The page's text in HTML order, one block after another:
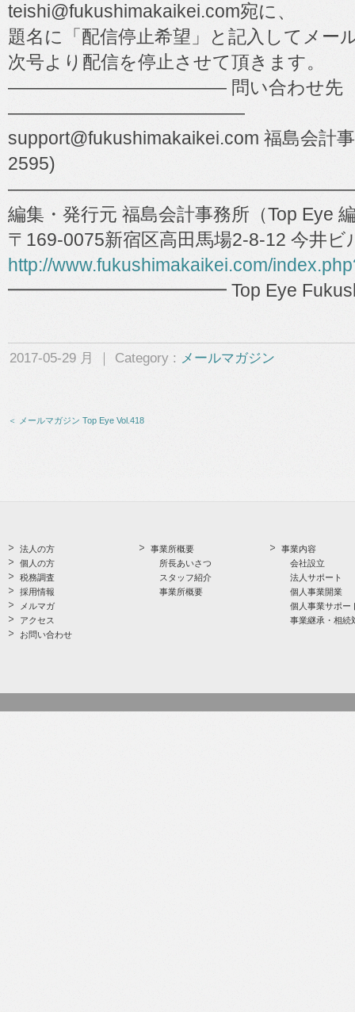
teishi@fukushimakaikei.com宛に、
題名に「配信停止希望」と記入してメー
次号より配信を停止させて頂きます。
―――――――――――― 問い合わせ先
―――――――――――――
support@fukushimakaikei.com 福島会計
2595)
編集・発行元 福島会計事務所（Top Eye
〒169-0075新宿区高田馬場2-8-12 今井ビ
http://www.fukushimakaikei.com/
━━━━━━━━━━━━ Top Eye
2017-05-29 月 ｜ Category : メールマガジン
＜ メールマガジン Top Eye Vol.418
法人の方
個人の方
税務調査
採用情報
メルマガ
アクセス
お問い合わせ
事業所概要
所長あいさつ
スタッフ紹介
事業所概要
事業内容
会社設立
法人サポート
個人事業開業
個人事業サポー
事業継承・相続